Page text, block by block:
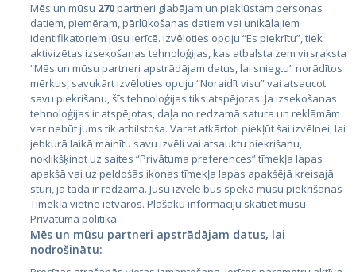
Страны
Эстония
Латвия
Литва
City24.lv CVbankas.lt
Mēs un mūsu 270partneri glabājam un piekļūstam personas
datiem, piemēram, pārlūkošanas datiem vai unikālajiem
identifikatoriem jūsu ierīcē. Izvēloties opciju “Es piekrītu”, tiek
aktivizētas izsekošanas tehnoloģijas, kas atbalsta zem virsraksta
“Mēs un mūsu partneri apstrādājam datus, lai sniegtu” norādītos
mērķus, savukārt izvēloties opciju “Noraidīt visu” vai atsaucot
savu piekrišanu, šīs tehnoloģijas tiks atspējotas. Ja izsekošanas
tehnoloģijas ir atspējotas, daļa no redzamā satura un reklāmām
var nebūt jums tik atbilstoša. Varat atkārtoti piekļūt šai izvēlnei, lai
jebkurā laikā mainītu savu izvēli vai atsauktu piekrišanu,
noklikšķinot uz saites “Privātuma preferences” tīmekļa lapas
apakšā vai uz peldošās ikonas tīmekļa lapas apakšējā kreisajā
stūrī, ja tāda ir redzama. Jūsu izvēle būs spēkā mūsu piekrišanas
Tīmekļa vietne ietvaros. Plašāku informāciju skatiet mūsu
Privātuma politikā.
Mēs un mūsu partneri apstrādājam datus, lai
nodrošinātu: